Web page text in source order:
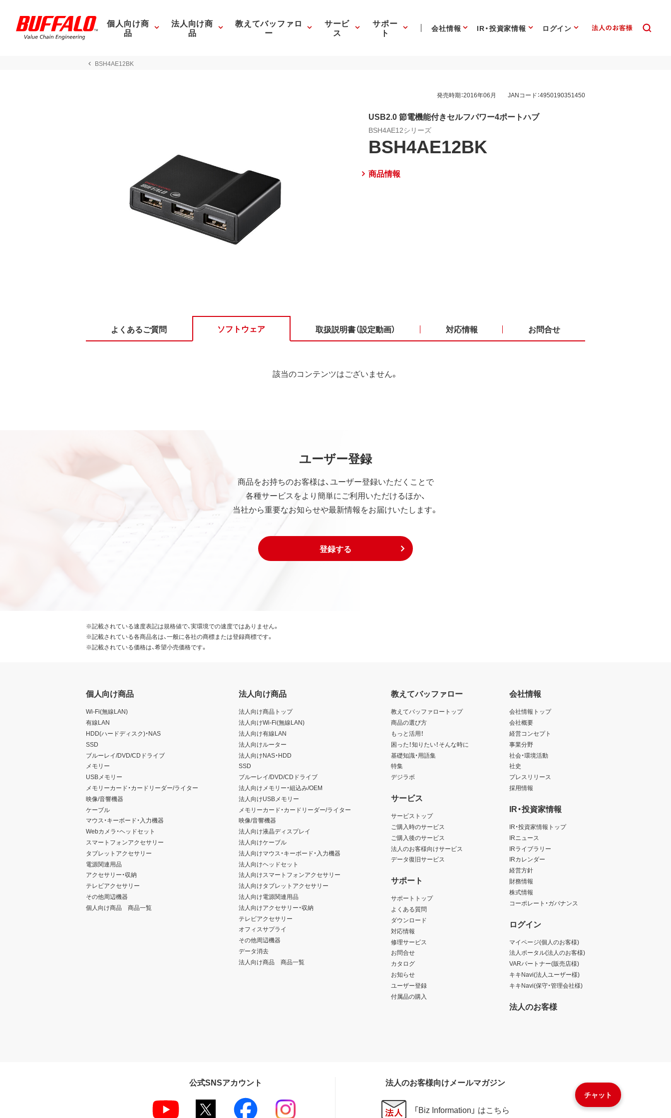
個人向け商
品
法人向け商
品
教えてバッファロ
ー
サービ
ス
サポー
ト 会社情報 IR・投資家情報 ログイン
BSH4AE12BK
発売時期：2016年06月 JANコード：4950190351450
USB2.0 節電機能付きセルフパワー4ポートハブ
BSH4AE12シリーズ
BSH4AE12BK
商品情報
よくあるご質問 ソフトウェア 取扱説明書（設定動画） 対応情報 お問合せ
該当のコンテンツはございません。
ユーザー登録
商品をお持ちのお客様は、ユーザー登録いただくことで
各種サービスをより簡単にご利用いただけるほか、
当社から重要なお知らせや最新情報をお届けいたします。
登録する
チャット
※記載されている速度表記は規格値で、実環境での速度ではありません。
※記載されている各商品名は、一般に各社の商標または登録商標です。
※記載されている価格は、希望小売価格です。
個人向け商品
Wi-Fi(無線LAN)
有線LAN
HDD(ハードディスク)・NAS
SSD
ブルーレイ/DVD/CDドライブ
メモリー
USBメモリー
メモリーカード・カードリーダー/ライター
映像/音響機器
ケーブル
マウス・キーボード・入力機器
Webカメラ・ヘッドセット
スマートフォンアクセサリー
タブレットアクセサリー
電源関連用品
アクセサリー・収納
テレビアクセサリー
その他周辺機器
個人向け商品 商品一覧
法人向け商品
法人向け商品トップ
法人向けWi-Fi(無線LAN)
法人向け有線LAN
法人向けルーター
法人向けNAS・HDD
SSD
ブルーレイ/DVD/CDドライブ
法人向けメモリー・組込み/OEM
法人向けUSBメモリー
メモリーカード・カードリーダー/ライター
映像/音響機器
法人向け液晶ディスプレイ
法人向けケーブル
法人向けマウス・キーボード・入力機器
法人向けヘッドセット
法人向けスマートフォンアクセサリー
法人向けタブレットアクセサリー
法人向け電源関連用品
法人向けアクセサリー・収納
テレビアクセサリー
オフィスサプライ
その他周辺機器
データ消去
法人向け商品 商品一覧
教えてバッファロー
教えてバッファロートップ
商品の選び方
もっと活用！
困った！知りたい！そんな時に
基礎知識・用語集
特集
デジラボ
サービス
サービストップ
ご購入時のサービス
ご購入後のサービス
法人のお客様向けサービス
データ復旧サービス
サポート
サポートトップ
よくある質問
ダウンロード
対応情報
修理サービス
お問合せ
カタログ
お知らせ
ユーザー登録
付属品の購入
会社情報
会社情報トップ
会社概要
経営コンセプト
事業分野
社会・環境活動
社史
プレスリリース
採用情報
IR・投資家情報
IR・投資家情報トップ
IRニュース
IRライブラリー
IRカレンダー
経営方針
財務情報
株式情報
コーポレート・ガバナンス
ログイン
マイページ(個人のお客様)
法人ポータル(法人のお客様)
VARパートナー(販売店様)
キキNavi(法人ユーザー様)
キキNavi(保守・管理会社様)
法人のお客様
公式SNSアカウント 法人のお客様向けメールマガジン
「Biz Information」 はこちら